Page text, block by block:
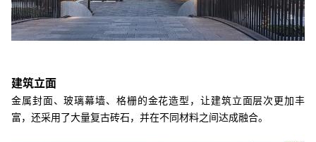
建筑立面
金属封面、玻璃幕墙、格栅的金花造型，让建筑立面层次更加丰
富，还采用了大量复古砖石，并在不同材料之间达成融合。